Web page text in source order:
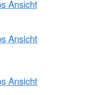
Ansicht
Ansicht
Ansicht